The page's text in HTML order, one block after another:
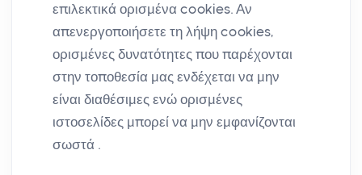
επιλεκτικά ορισμένα cookies. Αν
απενεργοποιήσετε τη λήψη cookies,
ορισμένες δυνατότητες που παρέχονται
στην τοποθεσία μας ενδέχεται να μην
είναι διαθέσιμες ενώ ορισμένες
ιστοσελίδες μπορεί να μην εμφανίζονται
σωστά .